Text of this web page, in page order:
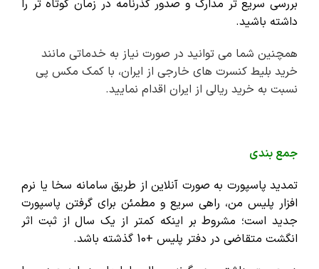
بررسی سریع تر مدارک و صدور گذرنامه در زمان کوتاه تر را
داشته باشید.
همچنین شما می توانید در صورت نیاز به خدماتی مانند
خرید بلیط کنسرت های خارجی از ایران، با کمک مکس پی
نسبت به خرید ریالی از ایران اقدام نمایید.
جمع بندی
تمدید پاسپورت به صورت آنلاین از طریق سامانه سخا یا نرم
افزار پلیس من، راهی سریع و مطمئن برای گرفتن پاسپورت
جدید است؛ مشروط بر اینکه کمتر از یک سال از ثبت اثر
انگشت متقاضی در دفتر پلیس +10 گذشته باشد.